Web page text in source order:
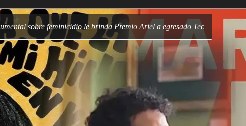
sobre feminicidio le brinda Premio Ariel a egresado Tec